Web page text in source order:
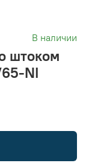
В наличии
штоком
NI